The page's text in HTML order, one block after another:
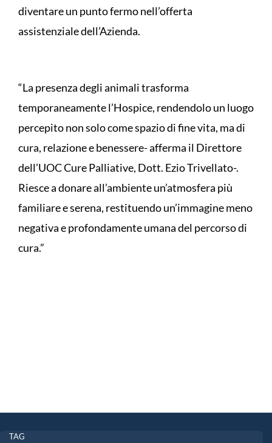
diventare un punto fermo nell’offerta
assistenziale dell’Azienda.
“La presenza degli animali trasforma
temporaneamente l’Hospice, rendendolo un luogo
percepito non solo come spazio di fine vita, ma di
cura, relazione e benessere- afferma il Direttore
dell’UOC Cure Palliative, Dott. Ezio Trivellato-.
Riesce a donare all’ambiente un’atmosfera più
familiare e serena, restituendo un’immagine meno
negativa e profondamente umana del percorso di
cura.”
TAG